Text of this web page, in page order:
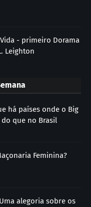
- primeiro Dorama
Leighton
há países onde o Big
que no Brasil
Feminina?
alegoria sobre os